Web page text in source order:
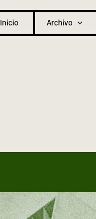
Inicio Archivo